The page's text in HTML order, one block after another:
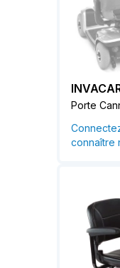
Porte
connaître